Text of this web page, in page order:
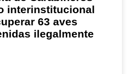
interinstitucional
63 aves
ilegalmente